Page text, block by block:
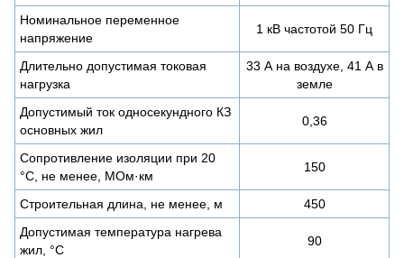
Номинальное переменное
напряжение
1 кВ частотой 50 Гц
Длительно допустимая токовая
нагрузка
33 А на воздухе, 41 А в
земле
Допустимый ток односекундного КЗ
основных жил
0,36
Сопротивление изоляции при 20
°С, не менее, МОм·км
150
Строительная длина, не менее, м
450
Допустимая температура нагрева
жил, °C
90